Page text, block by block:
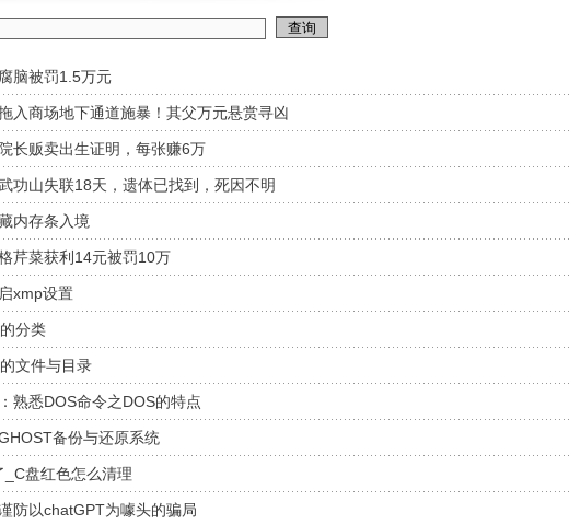
脑被罚1.5万元
入商场地下通道施暴！其父万元悬赏寻凶
长贩卖出生证明，每张赚6万
功山失联18天，遗体已找到，死因不明
内存条入境
芹菜获利14元被罚10万
xmp设置
分类
文件与目录
熟悉DOS命令之DOS的特点
备份与还原系统
_C盘红色怎么清理
防以chatGPT为噱头的骗局